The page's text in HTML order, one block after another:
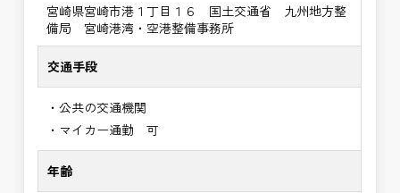
宮崎県宮崎市港１丁目１６ 国土交通省 九州地方整
備局 宮崎港湾・空港整備事務所
交通手段
・公共の交通機関
・マイカー通勤 可
年齢